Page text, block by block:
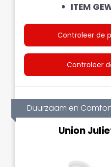
ITEM
Controleer de
Controleer
Duurzaam en
Union